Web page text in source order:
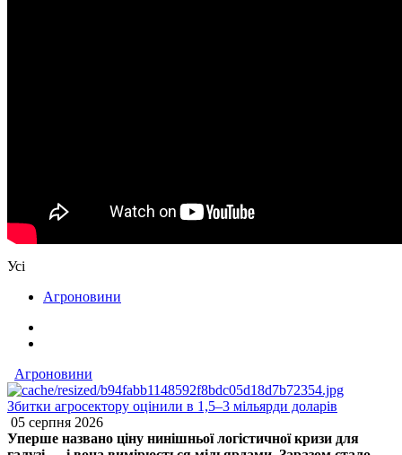
Усі
Агроновини
Агроновини
Збитки агросектору оцінили в 1,5–3 мільярди доларів
05 серпня 2026
Уперше названо ціну нинішньої логістичної кризи для